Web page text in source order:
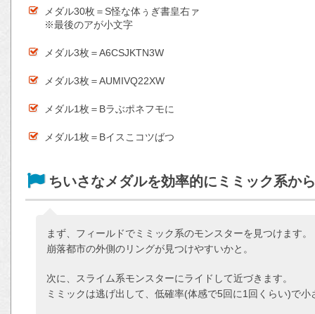
メダル30枚＝S怪な体ぅぎ書皇右ァ
※最後のアが小文字
メダル3枚＝A6CSJKTN3W
メダル3枚＝AUMIVQ22XW
メダル1枚＝Bラぶポネフモに
メダル1枚＝Bイスこコツばつ
ちいさなメダルを効率的にミミック系か
まず、フィールドでミミック系のモンスターを見つけます。
崩落都市の外側のリングが見つけやすいかと。
次に、スライム系モンスターにライドして近づきます。
ミミックは逃げ出して、低確率(体感で5回に1回くらい)で